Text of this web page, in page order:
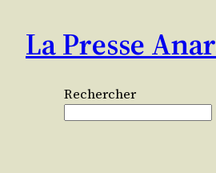
contenu
La Presse
Rechercher